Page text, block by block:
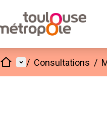
AccueilMenu principal
/ Consultations /